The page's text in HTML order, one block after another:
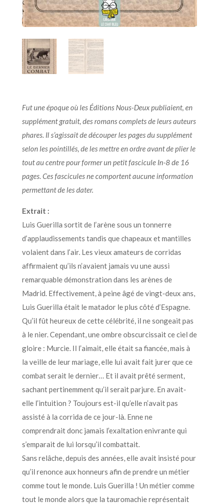
Fut une époque où les Éditions Nous-Deux publiaient, en
supplément gratuit, des romans complets de leurs auteurs
phares. Il s’agissait de découper les pages du supplément
selon les pointillés, de les mettre en ordre avant de plier le
tout au centre pour former un petit fascicule In-8 de 16
pages. Ces fascicules ne comportent aucune information
permettant de les dater.
Extrait :
Luis Guerilla sortit de l’arène sous un tonnerre
d’applaudissements tandis que chapeaux et mantilles
volaient dans l’air. Les vieux amateurs de corridas
affirmaient qu’ils n’avaient jamais vu une aussi
remarquable démonstration dans les arènes de
Madrid. Effectivement, à peine âgé de vingt-deux ans,
Luis Guerilla était le matador le plus côté d’Espagne.
Qu’il fût heureux de cette célébrité, il ne songeait pas
à le nier. Cependant, une ombre obscurcissait ce ciel de
gloire : Murcie. Il l’aimait, elle était sa fiancée, mais à
la veille de leur mariage, elle lui avait fait jurer que ce
combat serait le dernier… Et il avait prêté serment,
sachant pertinemment qu’il serait parjure. En avait-
elle l’intuition ? Toujours est-il qu’elle n’avait pas
assisté à la corrida de ce jour-là. Enne ne
comprendrait donc jamais l’exaltation enivrante qui
s’emparait de lui lorsqu’il combattait.
Sans relâche, depuis des années, elle avait insisté pour
qu’il renonce aux honneurs afin de prendre un métier
comme tout le monde. Luis Guerilla ! Un métier comme
tout le monde alors que la tauromachie représentait